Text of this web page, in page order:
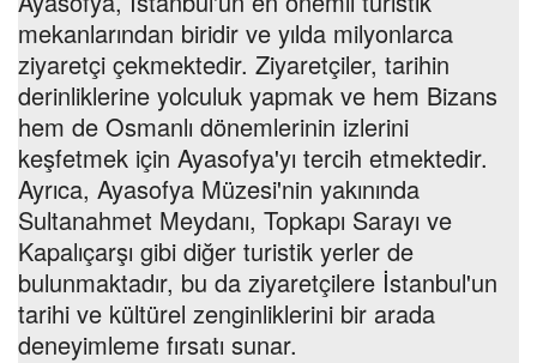
mekanlarından biridir ve yılda milyonlarca
ziyaretçi çekmektedir. Ziyaretçiler, tarihin
derinliklerine yolculuk yapmak ve hem Bizans
hem de Osmanlı dönemlerinin izlerini
keşfetmek için Ayasofya'yı tercih etmektedir.
Ayrıca, Ayasofya Müzesi'nin yakınında
Sultanahmet Meydanı, Topkapı Sarayı ve
Kapalıçarşı gibi diğer turistik yerler de
bulunmaktadır, bu da ziyaretçilere İstanbul'un
tarihi ve kültürel zenginliklerini bir arada
deneyimleme fırsatı sunar.